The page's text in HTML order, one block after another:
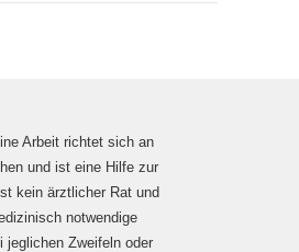
Arbeit richtet sich an
und ist eine Hilfe zur
kein ärztlicher Rat und
notwendige
jeglichen Zweifeln oder